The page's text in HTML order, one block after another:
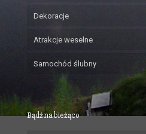
Dekoracje
Atrakcje weselne
Samochód ślubny
Bądź na bieżąco